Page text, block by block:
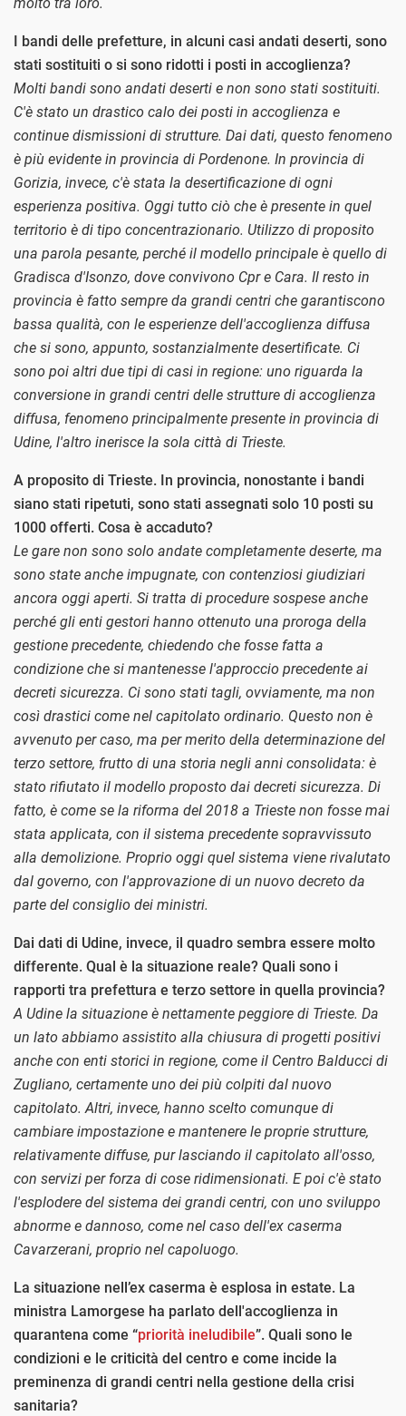
I bandi delle prefetture, in alcuni casi andati deserti, sono
stati sostituiti o si sono ridotti i posti in accoglienza?
Molti bandi sono andati deserti e non sono stati sostituiti.
C'è stato un drastico calo dei posti in accoglienza e
continue dismissioni di strutture. Dai dati, questo fenomeno
è più evidente in provincia di Pordenone. In provincia di
Gorizia, invece, c'è stata la desertificazione di ogni
esperienza positiva. Oggi tutto ciò che è presente in quel
territorio è di tipo concentrazionario. Utilizzo di proposito
una parola pesante, perché il modello principale è quello di
Gradisca d'Isonzo, dove convivono Cpr e Cara. Il resto in
provincia è fatto sempre da grandi centri che garantiscono
bassa qualità, con le esperienze dell'accoglienza diffusa
che si sono, appunto, sostanzialmente desertificate. Ci
sono poi altri due tipi di casi in regione: uno riguarda la
conversione in grandi centri delle strutture di accoglienza
diffusa, fenomeno principalmente presente in provincia di
Udine, l'altro inerisce la sola città di Trieste.
A proposito di Trieste. In provincia, nonostante i bandi
siano stati ripetuti, sono stati assegnati solo 10 posti su
1000 offerti. Cosa è accaduto?
Le gare non sono solo andate completamente deserte, ma
sono state anche impugnate, con contenziosi giudiziari
ancora oggi aperti. Si tratta di procedure sospese anche
perché gli enti gestori hanno ottenuto una proroga della
gestione precedente, chiedendo che fosse fatta a
condizione che si mantenesse l'approccio precedente ai
decreti sicurezza. Ci sono stati tagli, ovviamente, ma non
così drastici come nel capitolato ordinario. Questo non è
avvenuto per caso, ma per merito della determinazione del
terzo settore, frutto di una storia negli anni consolidata: è
stato rifiutato il modello proposto dai decreti sicurezza. Di
fatto, è come se la riforma del 2018 a Trieste non fosse mai
stata applicata, con il sistema precedente sopravvissuto
alla demolizione. Proprio oggi quel sistema viene rivalutato
dal governo, con l'approvazione di un nuovo decreto da
parte del consiglio dei ministri.
Dai dati di Udine, invece, il quadro sembra essere molto
differente. Qual è la situazione reale? Quali sono i
rapporti tra prefettura e terzo settore in quella provincia?
A Udine la situazione è nettamente peggiore di Trieste. Da
un lato abbiamo assistito alla chiusura di progetti positivi
anche con enti storici in regione, come il Centro Balducci di
Zugliano, certamente uno dei più colpiti dal nuovo
capitolato. Altri, invece, hanno scelto comunque di
cambiare impostazione e mantenere le proprie strutture,
relativamente diffuse, pur lasciando il capitolato all'osso,
con servizi per forza di cose ridimensionati. E poi c'è stato
l'esplodere del sistema dei grandi centri, con uno sviluppo
abnorme e dannoso, come nel caso dell'ex caserma
Cavarzerani, proprio nel capoluogo.
La situazione nell’ex caserma è esplosa in estate. La
ministra Lamorgese ha parlato dell'accoglienza in
quarantena come “priorità ineludibile”. Quali sono le
condizioni e le criticità del centro e come incide la
preminenza di grandi centri nella gestione della crisi
sanitaria?